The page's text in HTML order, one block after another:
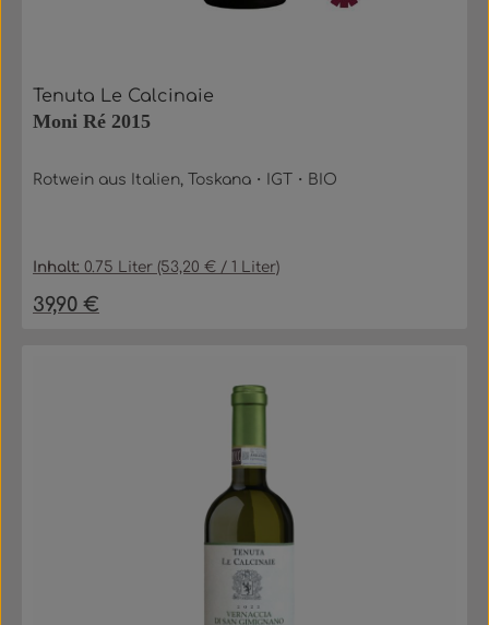
Tenuta Le Calcinaie
Moni Ré 2015
Rotwein aus Italien, Toskana・IGT・BIO
Inhalt:0.75 Liter (53,20 € / 1 Liter)
Regulärer Preis:
39,90 €